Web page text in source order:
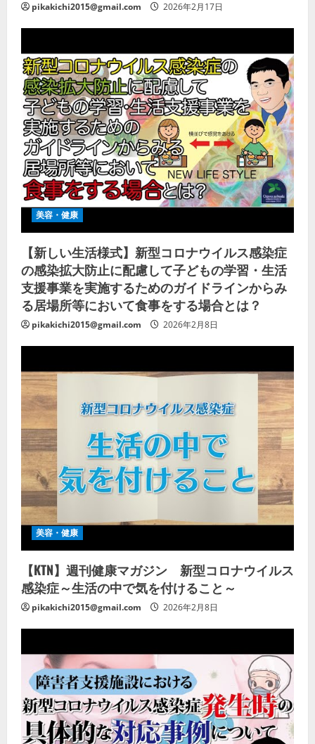
pikakichi2015@gmail.com 2026年2月17日
美容・健康
【新しい生活様式】新型コロナウイルス感染症
の感染拡大防止に配慮して子どもの学習・生活
支援事業を実施するためのガイドラインからみ
る居場所等において食事をする場合とは？
pikakichi2015@gmail.com 2026年2月8日
美容・健康
【KTN】週刊健康マガジン 新型コロナウイルス
感染症～生活の中で気を付けること～
pikakichi2015@gmail.com 2026年2月8日